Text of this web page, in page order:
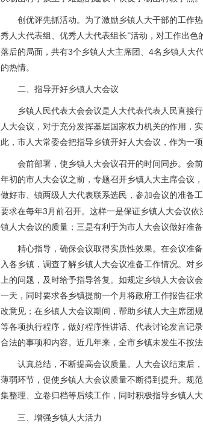
创优评先抓活动。为了激励乡镇人大干部的工作热
秀人大代表组、优秀人大代表组长”活动，对工作出
落后的局面，共有3个乡镇人大主席团、 4名乡镇人大
的热情。
二、指导开好乡镇人大会议
乡镇人民代表大会会议是人大代表代表人民直接行
人大会议，对于充分发挥基层国家权力机关的作用，
此，市人大常委会把指导乡镇开好人大会议，作为一
会前部署，使乡镇人大会议召开的时间同步。会前
年初的市人大会议之前，专题召开乡镇人大主席会议
做好市、镇两级人大代表联系选民，参加会议的准备
要求在每年3 月前召开。这样一是保证乡镇人大会议
镇人大会议的质量；三是有利于为市人大会议做好准
精心指导，确保会议取得实质性效果。在会议准备
入各乡镇，调查了解乡镇人大会议准备工作情况。对
上的问题，及时给予指导答复。如规定乡镇人大会议
一天，同时要求各乡镇提前一个月将政府工作报告征
改意见；在乡镇人大会议期间，帮助乡镇人大主席团
等各项执行程序，做好程序性讲话、代表讨论发言记
合法的事项和内容。近几年来，全市乡镇未发生不按法
认真总结，不断提高会议质量。人大会议结束后，
薄弱环节，促使乡镇人大会议质量不断得到提升。规
集整理、立卷归档等后续工作，同时积极指导乡镇人
三、增强乡镇人大活力